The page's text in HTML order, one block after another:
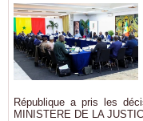
République a pris les
MINISTERE DE LA